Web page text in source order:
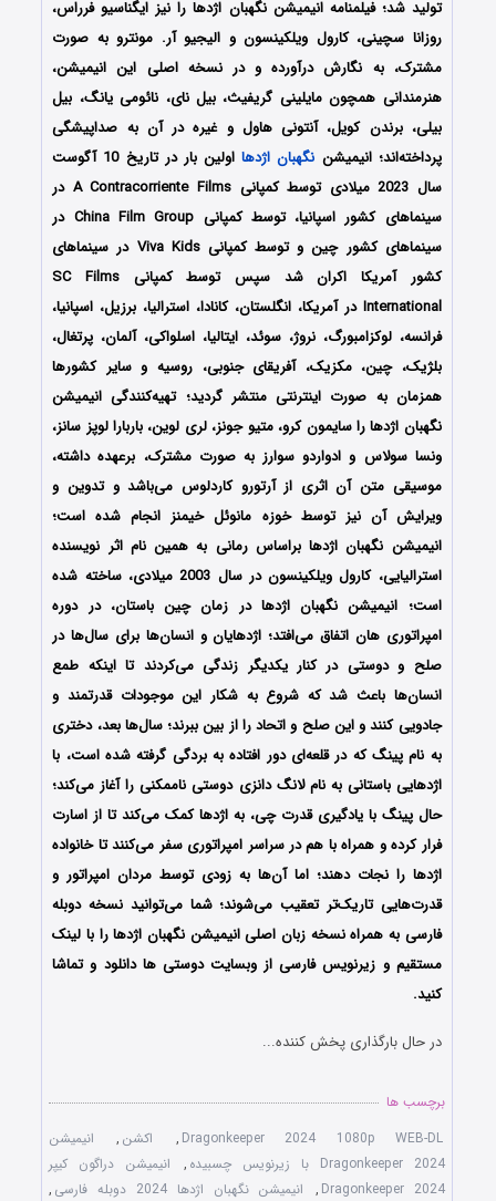
تولید شد؛ فیلمنامه انیمیشن نگهبان اژدها را نیز ایگناسیو فرراس،
روزانا سچینی، کارول ویلکینسون و الیجیو آر. مونترو به صورت
مشترک، به نگارش درآورده‌‌‌‌‌‌ و در نسخه اصلی این انیمیشن،
هنرمندانی همچون مایلینی گریفیث، بیل نای، نائومی یانگ، بیل
بیلی، برندن کویل، آنتونی هاول و غیره در آن به صداپیشگی
پرداخته‌اند؛ انیمیشن نگهبان اژدها
اولین بار در تاریخ 10 آگوست
سال 2023 میلادی توسط کمپانی‌ A Contracorriente Films در
سینماهای کشور اسپانیا، توسط کمپانی China Film Group در
سینماهای کشور چین و توسط کمپانی Viva Kids در سینماهای
کشور آمریکا اکران شد سپس توسط کمپانی SC Films
International در آمریکا، انگلستان، کانادا، استرالیا، برزیل، اسپانیا،
فرانسه، لوکزامبورگ، نروژ، سوئد، ایتالیا، اسلواکی، آلمان، پرتغال،
بلژیک، چین، مکزیک، آفریقای جنوبی، روسیه و سایر کشورها
همزمان به صورت اینترنتی منتشر گردید؛ تهیه‌کنندگی انیمیشن
نگهبان اژدها را سایمون کرو، متیو جونز، لری لوین، باربارا لوپز سانز،
ونسا سولاس و ادواردو سوارز به صورت مشترک، برعهده داشته،
موسیقی متن آن اثری از آرتورو کاردلوس می‌باشد و تدوین و
ویرایش آن نیز توسط خوزه مانوئل خیمنز انجام شده است؛
انیمیشن نگهبان اژدها براساس رمانی به همین نام اثر نویسنده
استرالیایی، کارول ویلکینسون در سال 2003 میلادی، ساخته شده
است؛ انیمیشن نگهبان اژدها در زمان چین باستان، در دوره
امپراتوری هان اتفاق می‌افتد؛ اژدهایان و انسان‌ها برای سال‌ها در
صلح و دوستی در کنار یکدیگر زندگی می‌کردند تا اینکه طمع
انسان‌ها باعث شد که شروع به شکار این موجودات قدرتمند و
جادویی کنند و این صلح و اتحاد را از بین ببرند؛ سال‌ها بعد، دختری
به نام پینگ که در قلعه‌ای دور افتاده به بردگی گرفته شده است، با
اژدهایی باستانی به نام لانگ دانزی دوستی ناممکنی را آغاز می‌کند؛
حال پینگ با یادگیری قدرت چی، به اژدها کمک می‌کند تا از اسارت
فرار کرده و همراه با هم در سراسر امپراتوری سفر می‌کنند تا خانواده
اژدها را نجات دهند؛ اما آن‌ها به زودی توسط مردان امپراتور و
قدرت‌هایی تاریک‌تر تعقیب می‌شوند؛ شما می‌توانید نسخه دوبله
فارسی به همراه نسخه زبان اصلی انیمیشن نگهبان اژدها را با لینک
مستقیم و زیرنویس فارسی از وبسایت دوستی ها دانلود و تماشا
کنید.
در حال بارگذاری پخش کننده...
برچسب ها
Dragonkeeper 2024 1080p WEB-DL
, اکشن ,
انیمیشن
Dragonkeeper 2024 با زیرنویس چسبیده
,
انیمیشن دراگون کیپر
Dragonkeeper 2024
, انیمیشن نگهبان اژدها 2024 دوبله فارسی
,